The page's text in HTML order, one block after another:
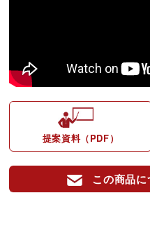
提案資料（PDF）
この商品